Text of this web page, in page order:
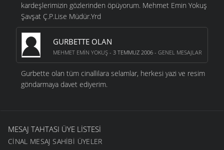
kardeşlerimizin gözlerinden öpüyorum. Mehmet Emin Yokuş
Şavşat Ç.P.Lise Müdür.Yrd
GURBETTE OLAN
MEHMET EMIN YOKUŞ - 3 TEMMUZ 2006 - GENEL MESAJLAR
Gurbette olan tüm cinallilara selamlar, herkesi yazi ve resim
göndarmaya davet ediyerim.
MESAJ TAHTASI ÜYE LISTESI
CINAL MESAJ SAHIBI ÜYELER